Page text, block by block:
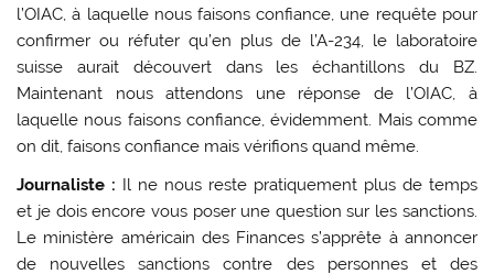
l’OIAC, à laquelle nous faisons confiance, une requête pour
confirmer ou réfuter qu’en plus de l’A-234, le laboratoire
suisse aurait découvert dans les échantillons du BZ.
Maintenant nous attendons une réponse de l’OIAC, à
laquelle nous faisons confiance, évidemment. Mais comme
on dit, faisons confiance mais vérifions quand même.
Journaliste : Il ne nous reste pratiquement plus de temps
et je dois encore vous poser une question sur les sanctions.
Le ministère américain des Finances s’apprête à annoncer
de nouvelles sanctions contre des personnes et des